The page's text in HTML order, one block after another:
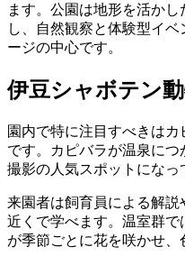
ます。公園は地形を活か
し、自然観察と体験型イ
ージの中心です。
伊豆シャボテン
園内で特に注目すべきは
です。カピバラが温泉に
撮影の人気スポットになっ
来園者は飼育員による解
近くで学べます。温室群
が季節ごとに花を咲かせ、